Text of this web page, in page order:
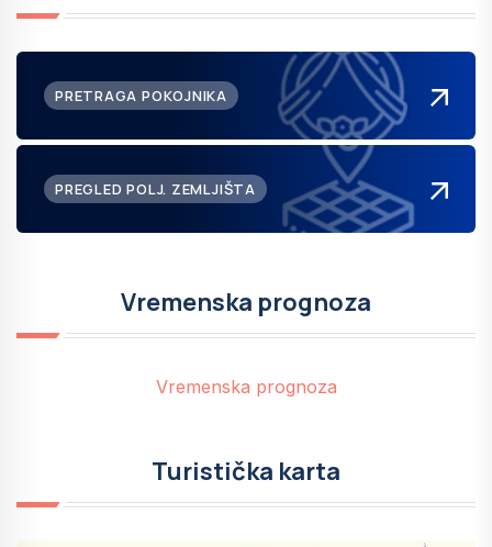
PRETRAGA POKOJNIKA
PREGLED POLJ. ZEMLJIŠTA
Vremenska prognoza
Vremenska prognoza
Turistička karta